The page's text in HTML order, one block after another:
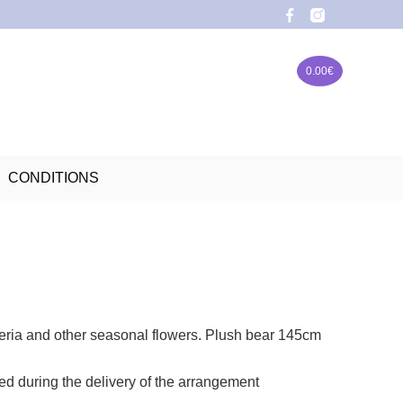
0.00€
CONDITIONS
and other seasonal flowers. Plush bear 145cm
during the delivery of the arrangement